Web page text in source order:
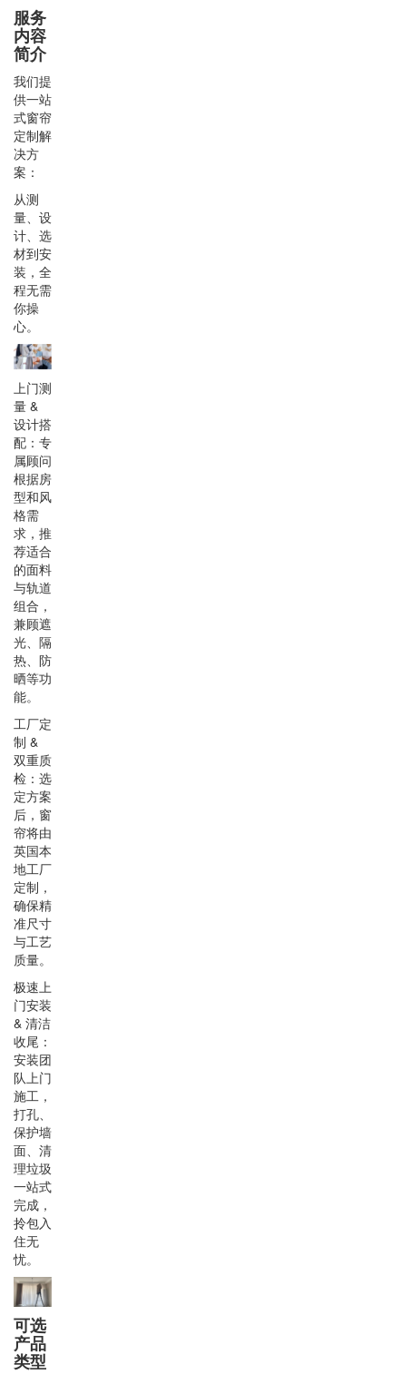
服务
内容
简介
我们提
供一站
式窗帘
定制解
决方
案：
从测
量、设
计、选
材到安
装，全
程无需
你操
心。
上门测
量 &
设计搭
配：专
属顾问
根据房
型和风
格需
求，推
荐适合
的面料
与轨道
组合，
兼顾遮
光、隔
热、防
晒等功
能。
工厂定
制 &
双重质
检：选
定方案
后，窗
帘将由
英国本
地工厂
定制，
确保精
准尺寸
与工艺
质量。
极速上
门安装
& 清洁
收尾：
安装团
队上门
施工，
打孔、
保护墙
面、清
理垃圾
一站式
完成，
拎包入
住无
忧。
可选
产品
类型